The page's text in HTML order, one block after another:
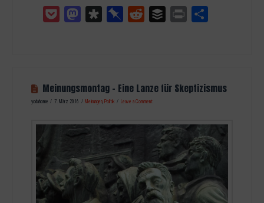
Pocket MastodonDiasporaPinboardReddit Buffer Print
Meinungsmontag – Eine Lanze für Skeptizismus
yodahome 7. März 2016 Meinungen, Politik Leave a Comment